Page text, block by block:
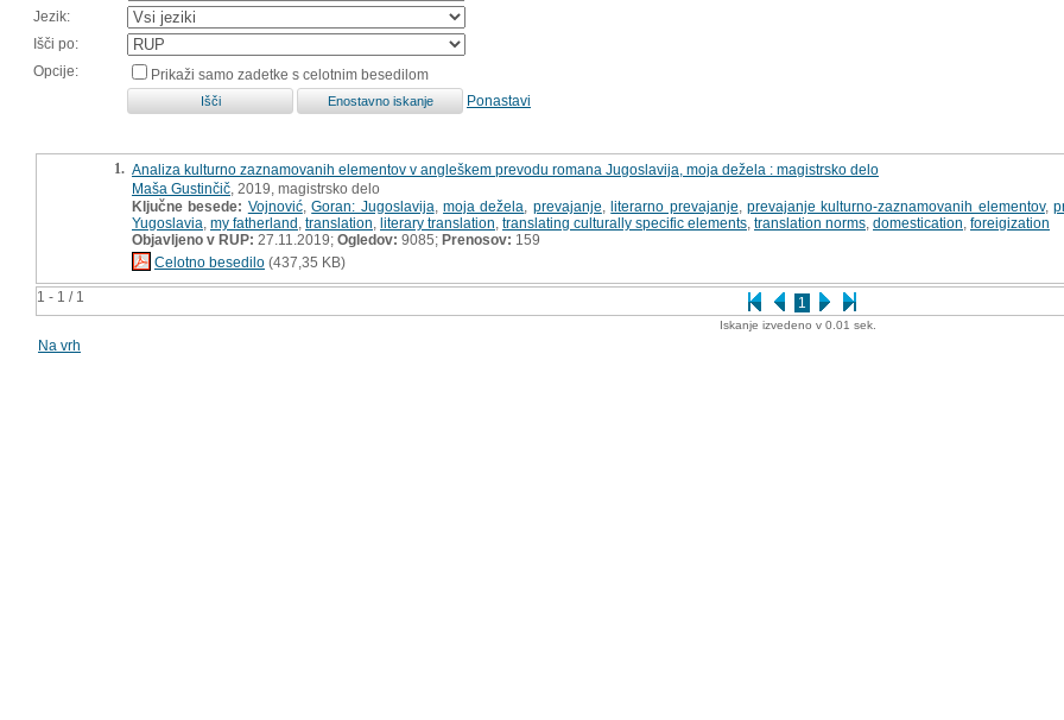
Jezik:
Išči po:
Opcije:
Prikaži samo zadetke s celotnim besedilom
Ponastavi
1 - 1 / 1 1
1. Analiza kulturno zaznamovanih elementov v angleškem prevodu romana Jugoslavija, moja dežela : magistrsko delo
Maša Gustinčič , 2019, magistrsko delo
Ključne besede: Vojnović,Goran: Jugoslavija ,moja dežela prevajanje ,literarno prevajanje ,prevajanje kulturno-zaznamovanih elementov,
Yugoslavia my fatherland translation literary translation translating culturally specific elements translation norms domestication foreigization
Objavljeno v RUP: 27.11.2019; Ogledov: 9085; Prenosov: 159
Celotno besedilo (437,35 KB)
Iskanje izvedeno v 0.01 sek.
Na vrh